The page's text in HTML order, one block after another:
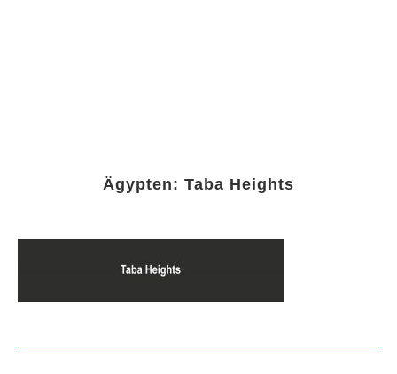
Ägypten: Taba Heights